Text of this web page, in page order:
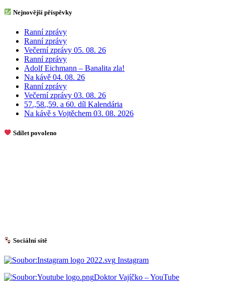
Nejnovější příspěvky
Ranní zprávy
Ranní zprávy
Večerní zprávy 05. 08. 26
Ranní zprávy
Adolf Eichmann – Banalita zla!
Na kávě 04. 08. 26
Ranní zprávy
Večerní zprávy 03. 08. 26
57.,58.,59. a 60. díl Kalendária
Na kávě s Vojtěchem 03. 08. 2026
Sdílet povoleno
Sociální sítě
Instagram
Doktor Vajíčko – YouTube